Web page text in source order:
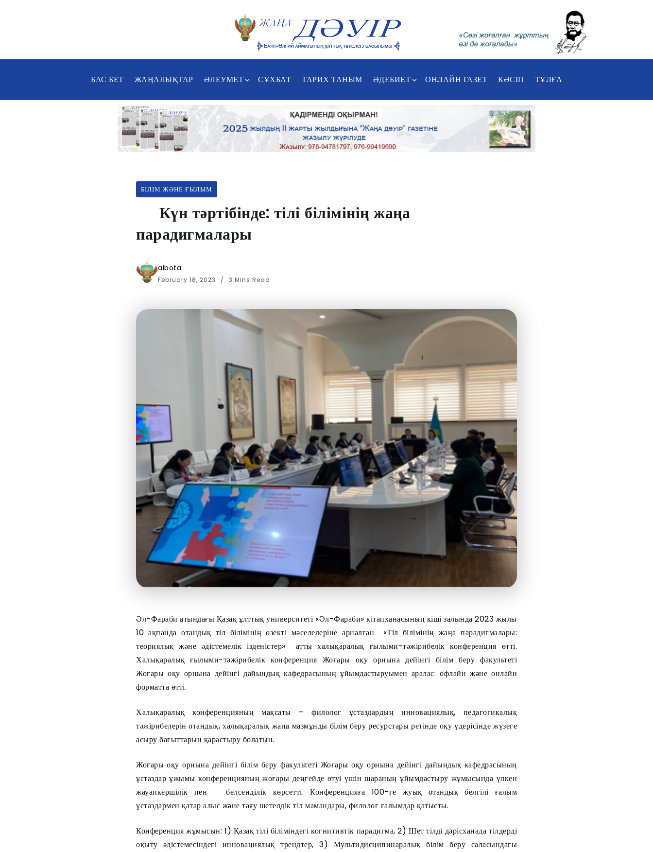
БАС БЕТ ЖАҢАЛЫҚТАР ӘЛЕУМЕТ СҰХБАТ ТАРИХ ТАНЫМ ӘДЕБИЕТ ОНЛАЙН ГАЗЕТ КӘСІП ТҰЛҒА
БІЛІМ ЖӘНЕ ҒЫЛЫМ
Күн тәртібінде: тілі білімінің жаңа
парадигмалары
aibota
February 18, 2023 3 Mins Read
Әл-Фараби атындағы Қазақ ұлттық университеті «Әл-Фараби» кітапханасының кіші залында 2023 жылы
10 ақпанда отандық тіл білімінің өзекті мәселелеріне арналған «Тіл білімінің жаңа парадигмалары:
теориялық және әдістемелік ізденістер» атты халықаралық ғылыми-тәжірибелік конференция өтті.
Халықаралық ғылыми-тәжірибелік конференция Жоғары оқу орнына дейінгі білім беру факультеті
Жоғары оқу орнына дейінгі дайындық кафедрасының ұйымдастыруымен аралас: офлайн және онлайн
форматта өтті.
Халықаралық конференцияның мақсаты – филолог ұстаздардың инновациялық, педагогикалық
тәжірибелерін отандық, халықаралық жаңа мазмұнды білім беру ресурстары ретінде оқу үдерісінде жүзеге
асыру бағыттарын қарастыру болатын.
Жоғары оқу орнына дейінгі білім беру факультеті Жоғары оқу орнына дейінгі дайындық кафедрасының
ұстаздар ұжымы конференцияның жоғары деңгейде өтуі үшін шараның ұйымдастыру жұмысында үлкен
жауапкершілік пен белсенділік көрсетті. Конференцияға 100-ге жуық отандық белгілі ғалым
ұстаздармен қатар алыс және таяу шетелдік тіл мамандары, филолог ғалымдар қатысты.
Конференция жұмысын: 1) Қазақ тілі біліміндегі когнитивтік парадигма, 2) Шет тілді дәрісханада тілдерді
оқыту әдістемесіндегі инновациялық трендтер, 3) Мультидисципинаралық білім беру саласындағы